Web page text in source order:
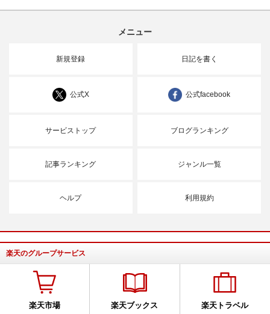
メニュー
新規登録 日記を書く
公式X 公式facebook
サービストップ ブログランキング
記事ランキング ジャンル一覧
ヘルプ 利用規約
楽天のグループサービス
楽天市場 楽天ブックス 楽天トラベル